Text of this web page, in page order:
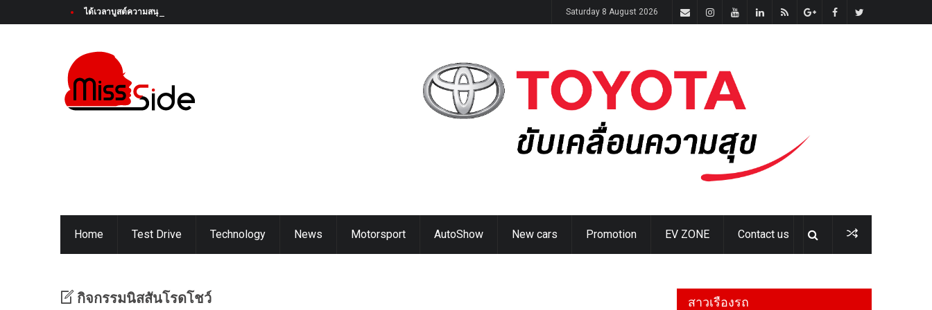
ได้เวลาบูสต์ความสนุกครั้งใหม่! Honda Super-ONE ใหม่ เตรียมเปิดตัวในไทย 14 ส.ค. นี้ Saturday 8 August 2026
Home Test Drive Technology News Motorsport AutoShow New cars Promotion EV ZONE Contact us
กิจกรรมนิสสันโรดโชว์ สาวเรืองรถ